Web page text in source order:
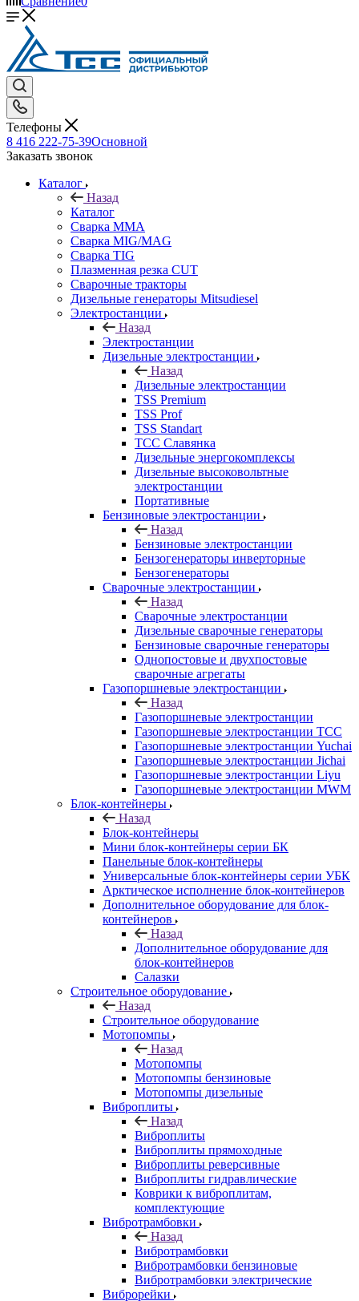
Телефоны
8 416 222-75-39Основной
Заказать звонок
Каталог
Назад
Каталог
Сварка MMA
Сварка MIG/MAG
Сварка TIG
Плазменная резка CUT
Сварочные тракторы
Дизельные генераторы Mitsudiesel
Электростанции
Назад
Электростанции
Дизельные электростанции
Назад
Дизельные электростанции
TSS Premium
TSS Prof
TSS Standart
ТСС Славянка
Дизельные энергокомплексы
Дизельные высоковольтные
электростанции
Портативные
Бензиновые электростанции
Назад
Бензиновые электростанции
Бензогенераторы инверторные
Бензогенераторы
Сварочные электростанции
Назад
Сварочные электростанции
Дизельные сварочные генераторы
Бензиновые сварочные генераторы
Однопостовые и двухпостовые
сварочные агрегаты
Газопоршневые электростанции
Назад
Газопоршневые электростанции
Газопоршневые электростанции ТСС
Газопоршневые электростанции Yuchai
Газопоршневые электростанции Jichai
Газопоршневые электростанции Liyu
Газопоршневые электростанции MWM
Блок-контейнеры
Назад
Блок-контейнеры
Мини блок-контейнеры серии БК
Панельные блок-контейнеры
Универсальные блок-контейнеры серии УБК
Арктическое исполнение блок-контейнеров
Дополнительное оборудование для блок-
контейнеров
Назад
Дополнительное оборудование для
блок-контейнеров
Салазки
Строительное оборудование
Назад
Строительное оборудование
Мотопомпы
Назад
Мотопомпы
Мотопомпы бензиновые
Мотопомпы дизельные
Виброплиты
Назад
Виброплиты
Виброплиты прямоходные
Виброплиты реверсивные
Виброплиты гидравлические
Коврики к виброплитам,
комплектующие
Вибротрамбовки
Назад
Вибротрамбовки
Вибротрамбовки бензиновые
Вибротрамбовки электрические
Виброрейки